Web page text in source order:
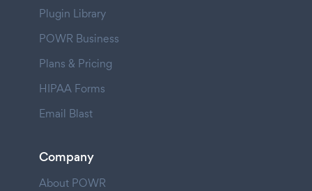
Plugin Library
POWR Business
Plans & Pricing
HIPAA Forms
Email Blast
Company
About POWR